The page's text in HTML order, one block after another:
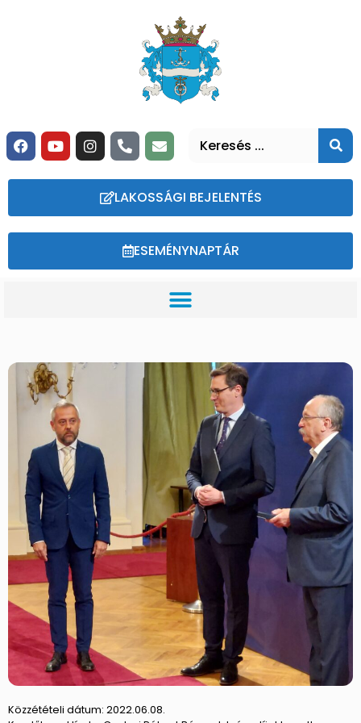
LAKOSSÁGI BEJELENTÉS
ESEMÉNYNAPTÁR
Közzétételi dátum: 2022.06.08.